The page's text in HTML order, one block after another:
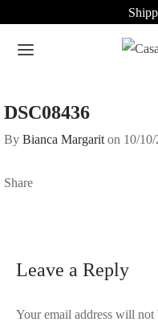
DSC08436
By Bianca Margarit on 10/
Share
Leave a Reply
Your email address will not